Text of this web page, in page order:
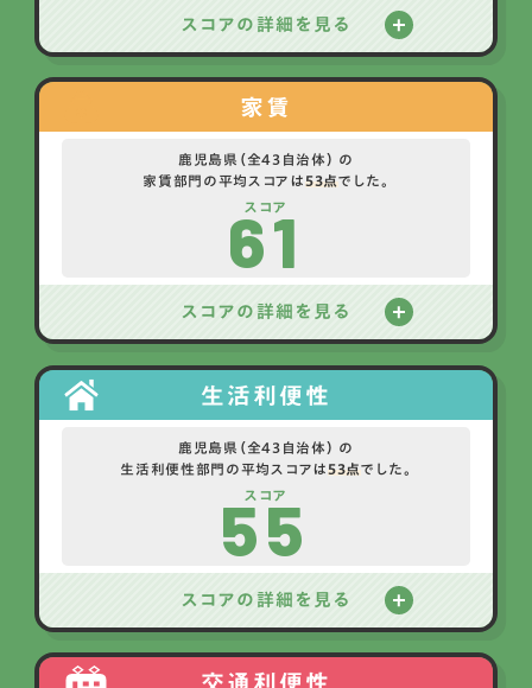
スコアの詳細を見る
家賃
鹿児島県（全43自治体） の
家賃部門の平均スコアは 53点でした。
スコア
61
スコアの詳細を見る
生活利便性
鹿児島県（全43自治体） の
生活利便性部門の平均スコアは 53点でした。
スコア
55
スコアの詳細を見る
交通利便性